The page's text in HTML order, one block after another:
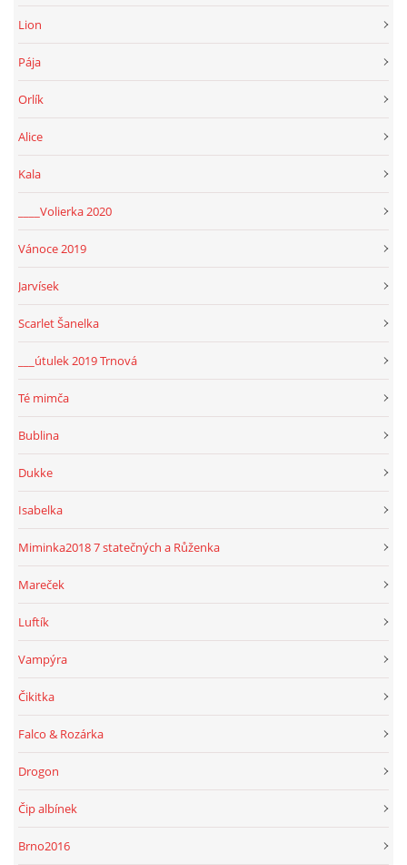
Lion
Pája
Orlík
Alice
Kala
____Volierka 2020
Vánoce 2019
Jarvísek
Scarlet Šanelka
___útulek 2019 Trnová
Té mimča
Bublina
Dukke
Isabelka
Miminka2018 7 statečných a Růženka
Mareček
Luftík
Vampýra
Čikitka
Falco & Rozárka
Drogon
Čip albínek
Brno2016